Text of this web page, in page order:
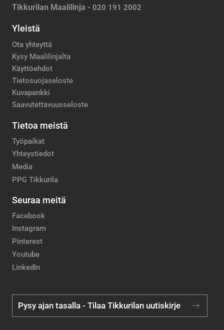
Tikkurilan Maalilinja - 020 191 2002
Yleistä
Ota yhteyttä
Kysy Maalilinjalta
Käyttöehdot
Tietosuojaseloste
Kuvapankki
Saavutettavuusseloste
Tietoa meistä
Työpaikat
Yhteystiedot
Media
PPG Tikkurila
Seuraa meitä
Facebook
Instagram
Pinterest
Youtube
LinkedIn
Pysy ajan tasalla - Tilaa Tikkurilan uutiskirje